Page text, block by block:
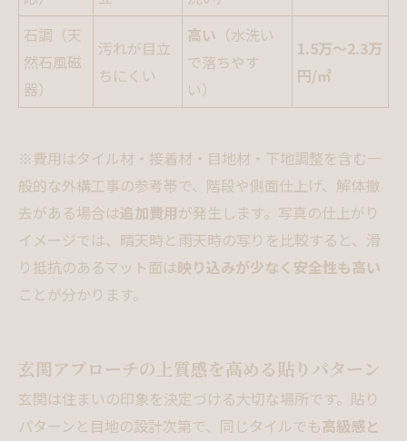
石調（天
然石風磁
器）
汚れが目立
ちにくい
高い （水洗い
で落ちやす
い）
1.5万〜2.3万
円/㎡
※費用はタイル材・接着材・目地材・下地調整を含む一
般的な外構工事の参考帯で、階段や側面仕上げ、解体撤
去がある場合は追加費用が発生します。写真の仕上がり
イメージでは、晴天時と雨天時の写りを比較すると、滑
り抵抗のあるマット面は映り込みが少なく安全性も高い
ことが分かります。
玄関アプローチの上質感を高める貼りパターン
玄関は住まいの印象を決定づける大切な場所です。貼り
パターンと目地の設計次第で、同じタイルでも高級感と